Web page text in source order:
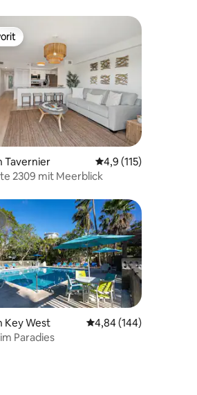
4,99 von 5, 103 Bewertungen
Tavernier Durchschnittliche
4,9 (115)
2309 mit Meerblick
4,88 von 5, 535 Bewertungen
Key West Durchschnittliche
4,84 (144)
Paradies